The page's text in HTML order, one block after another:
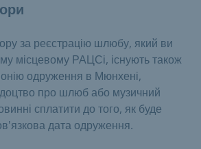
за реєстрацію шлюбу, який ви
місцевому РАЦСі, існують також
одруження в Мюнхені,
про шлюб або музичний
сплатити до того, як буде
дата одруження.